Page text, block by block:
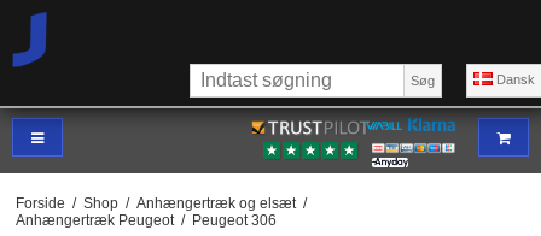
Dansk
Søg
Forside / Shop / Anhængertræk og elsæt /
Anhængertræk Peugeot / Peugeot 306